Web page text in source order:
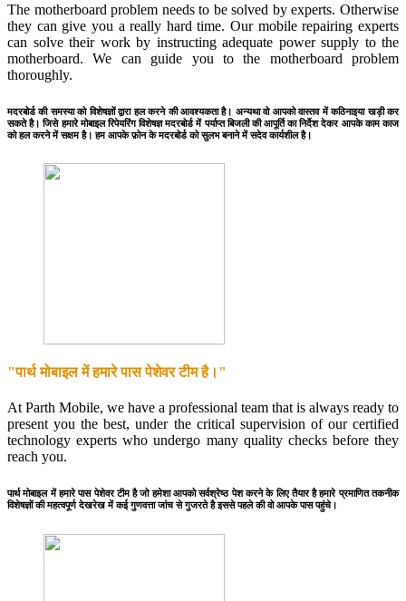
The motherboard problem needs to be solved by experts. Otherwise
they can give you a really hard time. Our mobile repairing experts
can solve their work by instructing adequate power supply to the
motherboard. We can guide you to the motherboard problem
thoroughly.
मदरबोर्ड की समस्या को विशेषज्ञों द्वारा हल करने की आवश्यकता है। अन्यथा वो आपको वास्तव में कठिनाइया खड़ी कर
सकते है। जिसे हमारे मोबाइल रिपेयरिंग विशेषज्ञ मदरबोर्ड में पर्याप्त बिजली की आपूर्ति का निर्देश देकर आपके काम काज
को हल करने में सक्षम है। हम आपके फ़ोन के मदरबोर्ड को सुलभ बनाने में सदेव कार्यशील है।
"पार्थ मोबाइल में हमारे पास पेशेवर टीम है।"
At Parth Mobile, we have a professional team that is always ready to
present you the best, under the critical supervision of our certified
technology experts who undergo many quality checks before they
reach you.
पार्थ मोबाइल में हमारे पास पेशेवर टीम है जो हमेशा आपको सर्वश्रेष्ठ पेश करने के लिए तैयार है हमारे प्रमाणित तकनीक
विशेषज्ञों की महत्वपूर्ण देखरेख में कई गुणवत्ता जांच से गुजरते है इससे पहले की वो आपके पास पहुंचे।